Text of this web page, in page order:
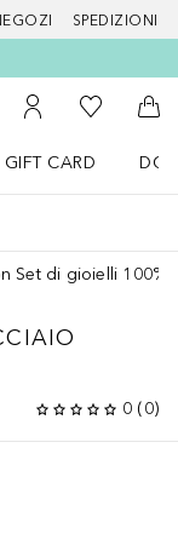
SPEDIZIONI
Al Mio Account
Alla Mia
Al
GIFT CARD
Set di gioielli 100%
0 (0)